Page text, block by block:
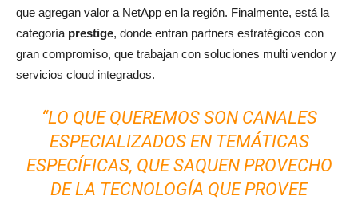
que agregan valor a NetApp en la región. Finalmente, está la
categoría prestige, donde entran partners estratégicos con
gran compromiso, que trabajan con soluciones multi vendor y
servicios cloud integrados.
“LO QUE QUEREMOS SON CANALES
ESPECIALIZADOS EN TEMÁTICAS
ESPECÍFICAS, QUE SAQUEN PROVECHO
DE LA TECNOLOGÍA QUE PROVEE